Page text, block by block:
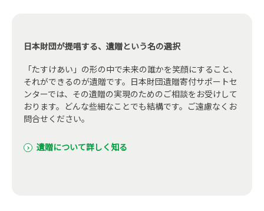
日本財団が提唱する、遺贈という名の選択
「たすけあい」の形の中で未来の誰かを笑顔にすること、
それができるのが遺贈です。日本財団遺贈寄付サポートセ
ンターでは、その遺贈の実現のためのご相談をお受けして
おります。どんな些細なことでも結構です。ご遠慮なくお
問合せください。
遺贈について詳しく知る